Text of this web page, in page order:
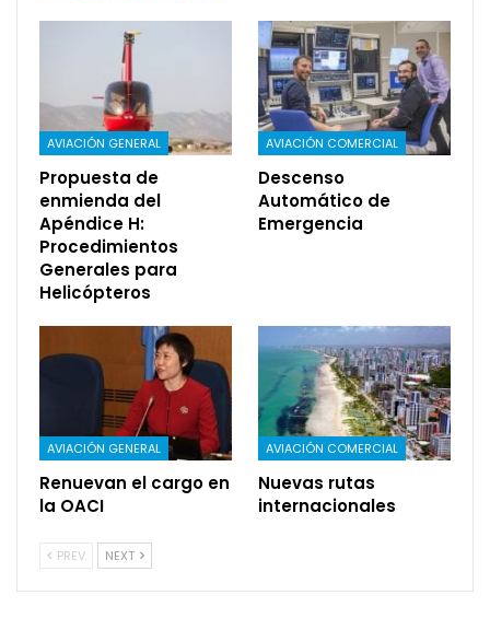
AVIACIÓN GENERAL
Propuesta de
enmienda del
Apéndice H:
Procedimientos
Generales para
Helicópteros
AVIACIÓN COMERCIAL
Descenso
Automático de
Emergencia
AVIACIÓN GENERAL
Renuevan el cargo en
la OACI
AVIACIÓN COMERCIAL
Nuevas rutas
internacionales
PREV NEXT